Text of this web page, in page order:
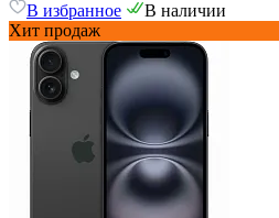
В избранное
В наличии
Хит продаж